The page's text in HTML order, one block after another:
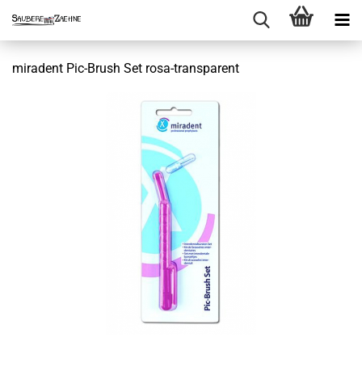
miradent Pic-Brush Set rosa-transparent